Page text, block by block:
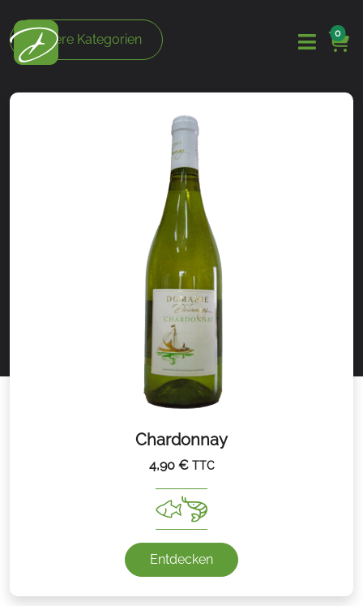
0
Unsere Kategorien
Chardonnay
4,90 € TTC
Entdecken